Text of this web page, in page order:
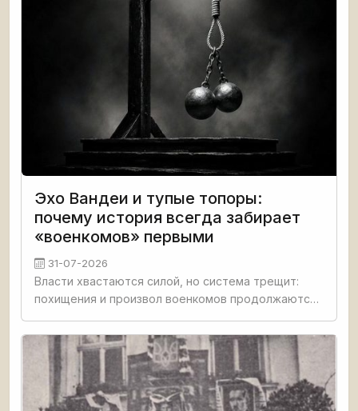
Эхо Вандеи и тупые топоры:
почему история всегда забирает
«военкомов» первыми
31-07-2026
Власти хвастаются силой, но система трещит:
похищения и произвол военкомов продолжаются.
пресс переходит черту, народ первыми
уничтожает именно вербовщиков,